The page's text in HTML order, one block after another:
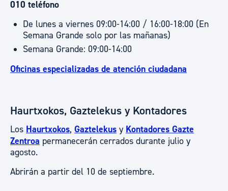
010 teléfono
De lunes a viernes 09:00-14:00 / 16:00-18:00 (En
Semana Grande solo por las mañanas)
Semana Grande: 09:00-14:00
Oficinas especializadas de atención ciudadana
Haurtxokos, Gaztelekus y Kontadores
Los Haurtxokos, Gaztelekus y Kontadores Gazte
Zentroa permanecerán cerrados durante julio y
agosto.
Abrirán a partir del 10 de septiembre.